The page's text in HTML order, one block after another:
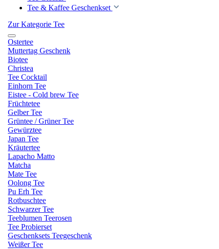
Tee & Kaffee Geschenkset
Zur Kategorie Tee
Ostertee
Muttertag Geschenk
Biotee
Christea
Tee Cocktail
Einhorn Tee
Eistee - Cold brew Tee
Früchtetee
Gelber Tee
Grüntee / Grüner Tee
Gewürztee
Japan Tee
Kräutertee
Lapacho Matto
Matcha
Mate Tee
Oolong Tee
Pu Erh Tee
Rotbuschtee
Schwarzer Tee
Teeblumen Teerosen
Tee Probierset
Geschenksets Teegeschenk
Weißer Tee